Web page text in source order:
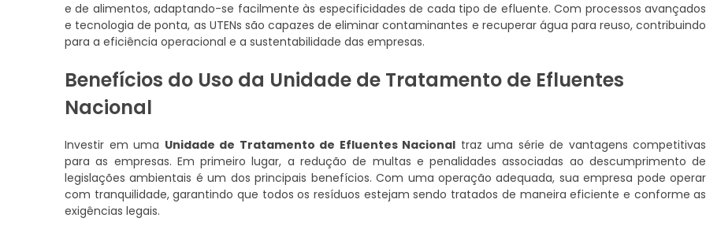
e de alimentos, adaptando-se facilmente às especificidades de cada tipo de efluente. Com processos avançados
e tecnologia de ponta, as UTENs são capazes de eliminar contaminantes e recuperar água para reuso, contribuindo
para a eficiência operacional e a sustentabilidade das empresas.
Benefícios do Uso da Unidade de Tratamento de Efluentes
Nacional
Investir em uma Unidade de Tratamento de Efluentes Nacional traz uma série de vantagens competitivas
para as empresas. Em primeiro lugar, a redução de multas e penalidades associadas ao descumprimento de
legislações ambientais é um dos principais benefícios. Com uma operação adequada, sua empresa pode operar
com tranquilidade, garantindo que todos os resíduos estejam sendo tratados de maneira eficiente e conforme as
exigências legais.